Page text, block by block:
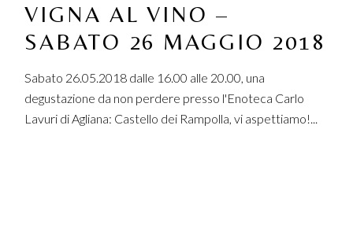
VIGNA AL VINO –
SABATO 26 MAGGIO 2018
Sabato 26.05.2018 dalle 16.00 alle 20.00, una
degustazione da non perdere presso l'Enoteca Carlo
Lavuri di Agliana: Castello dei Rampolla, vi aspettiamo!...